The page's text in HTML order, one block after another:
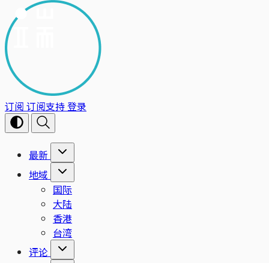
订阅 订阅支持登录
最新
地域
国际
大陆
香港
台湾
评论